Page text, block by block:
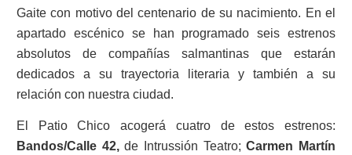
Gaite con motivo del centenario de su nacimiento. En el
apartado escénico se han programado seis estrenos
absolutos de compañías salmantinas que estarán
dedicados a su trayectoria literaria y también a su
relación con nuestra ciudad.
El Patio Chico acogerá cuatro de estos estrenos:
Bandos/Calle 42,de Intrussión Teatro;Carmen Martín